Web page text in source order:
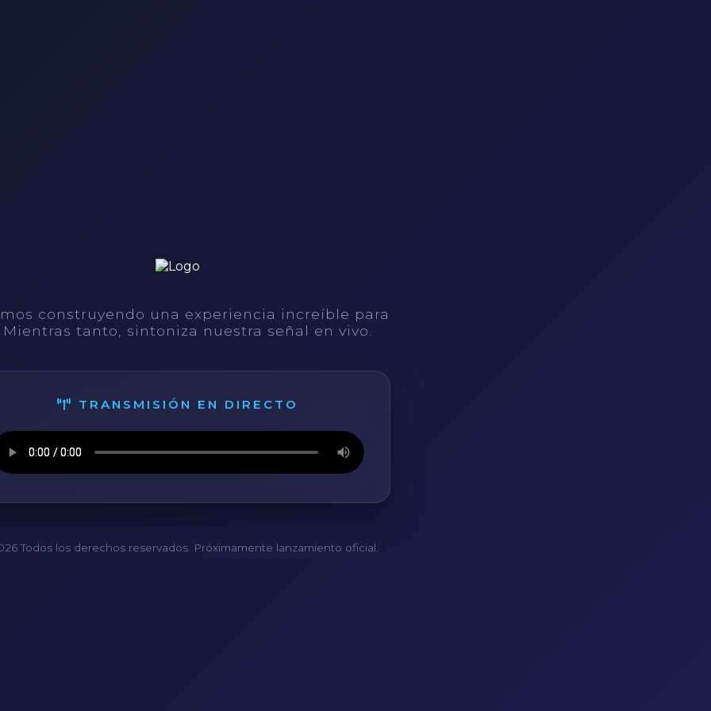
construyendo una experiencia increíble para
tanto, sintoniza nuestra señal en vivo.
TRANSMISIÓN EN DIRECTO
Todos los derechos reservados. Próximamente lanzamiento oficial.